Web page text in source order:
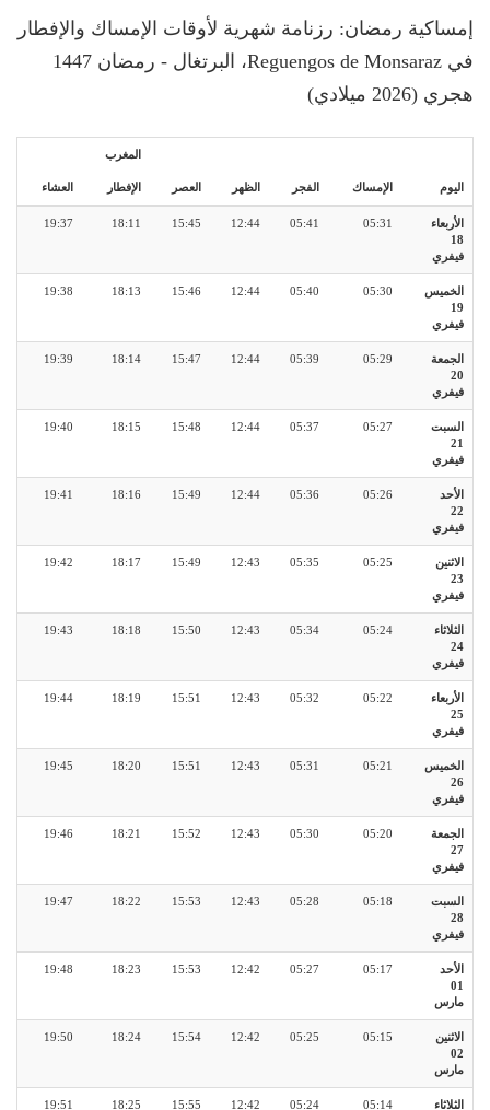
إمساكية رمضان: رزنامة شهرية لأوقات الإمساك والإفطار
في Reguengos de Monsaraz، البرتغال - رمضان 1447
هجري (2026 ميلادي)
اليوم الإمساك الفجر الظهر العصر
المغرب
الإفطار العشاء
الأربعاء
18
فيفري
05:31
05:41
12:44
15:45
18:11
19:37
الخميس
19
فيفري
05:30
05:40
12:44
15:46
18:13
19:38
الجمعة
20
فيفري
05:29
05:39
12:44
15:47
18:14
19:39
السبت
21
فيفري
05:27
05:37
12:44
15:48
18:15
19:40
الأحد
22
فيفري
05:26
05:36
12:44
15:49
18:16
19:41
الاثنين
23
فيفري
05:25
05:35
12:43
15:49
18:17
19:42
الثلاثاء
24
فيفري
05:24
05:34
12:43
15:50
18:18
19:43
الأربعاء
25
فيفري
05:22
05:32
12:43
15:51
18:19
19:44
الخميس
26
فيفري
05:21
05:31
12:43
15:51
18:20
19:45
الجمعة
27
فيفري
05:20
05:30
12:43
15:52
18:21
19:46
السبت
28
فيفري
05:18
05:28
12:43
15:53
18:22
19:47
الأحد
01
مارس
05:17
05:27
12:42
15:53
18:23
19:48
الاثنين
02
مارس
05:15
05:25
12:42
15:54
18:24
19:50
الثلاثاء 05:14
05:24
12:42
15:55
18:25
19:51